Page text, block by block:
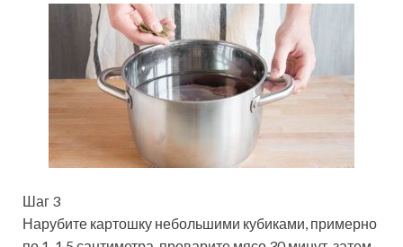
Шаг 3
Нарубите картошку небольшими кубиками, примерно